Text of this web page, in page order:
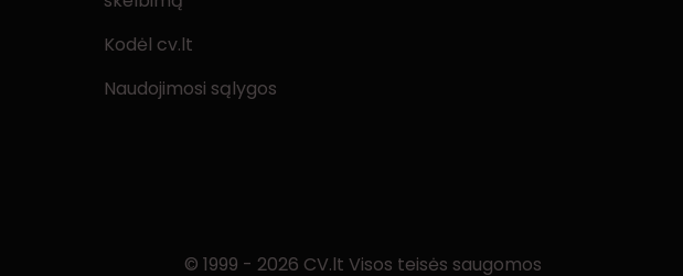
Kodėl cv.lt
Naudojimosi sąlygos
© 1999 - 2026 CV.lt Visos teisės saugomos